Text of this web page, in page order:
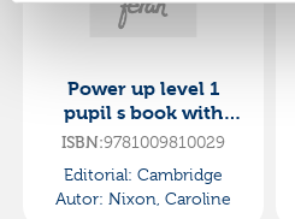
Power up level 1
pupil s book with
ebook·primaria.1er
ISBN:9781009810029
Editorial: Cambridge
Autor: Nixon, Caroline